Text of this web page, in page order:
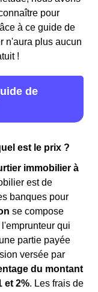
pour
à ce guide de
n'aura plus aucun
!
de
est le prix ?
immobilier à
est de
banques pour
se compose
qui
partie payée
versée par
du montant
et 2%. Les frais de